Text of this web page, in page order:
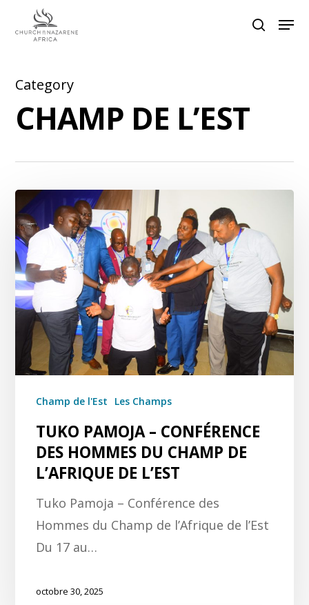
Hit enter to search or ESC to close
Category
CHAMP DE L’EST
Champ de l'Est Les Champs
TUKO PAMOJA – CONFÉRENCE
DES HOMMES DU CHAMP DE
L’AFRIQUE DE L’EST
Tuko Pamoja – Conférence des
Hommes du Champ de l’Afrique de l’Est
Du 17 au…
octobre 30, 2025